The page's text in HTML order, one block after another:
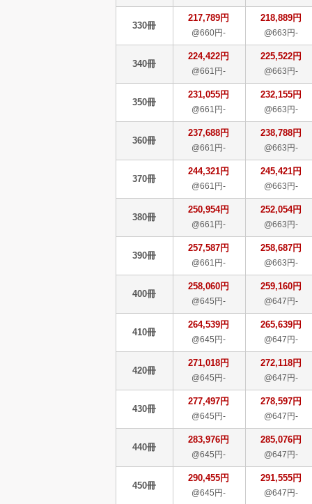
330冊
217,789円
@660円-
218,889円
@663円-
340冊
224,422円
@661円-
225,522円
@663円-
350冊
231,055円
@661円-
232,155円
@663円-
360冊
237,688円
@661円-
238,788円
@663円-
370冊
244,321円
@661円-
245,421円
@663円-
380冊
250,954円
@661円-
252,054円
@663円-
390冊
257,587円
@661円-
258,687円
@663円-
400冊
258,060円
@645円-
259,160円
@647円-
410冊
264,539円
@645円-
265,639円
@647円-
420冊
271,018円
@645円-
272,118円
@647円-
430冊
277,497円
@645円-
278,597円
@647円-
440冊
283,976円
@645円-
285,076円
@647円-
450冊
290,455円
@645円-
291,555円
@647円-